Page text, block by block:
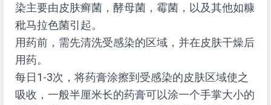
染主要由皮肤癣菌，酵母菌，霉菌，以及其他如糠
秕马拉色菌引起。
用药前，需先清洗受感染的区域，并在皮肤干燥后
用药。
每日1-3次，将药膏涂擦到受感染的皮肤区域使之
吸收，一般半厘米长的药膏可以涂一个手掌大小的